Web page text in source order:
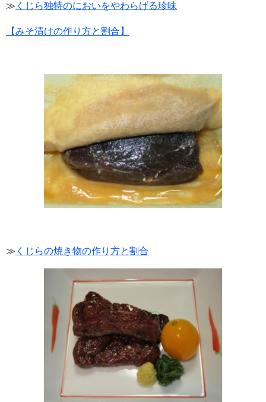
≫ くじら独特のにおいをやわらげる珍味
【みそ漬けの作り方と割合】
≫ くじらの焼き物の作り方と割合